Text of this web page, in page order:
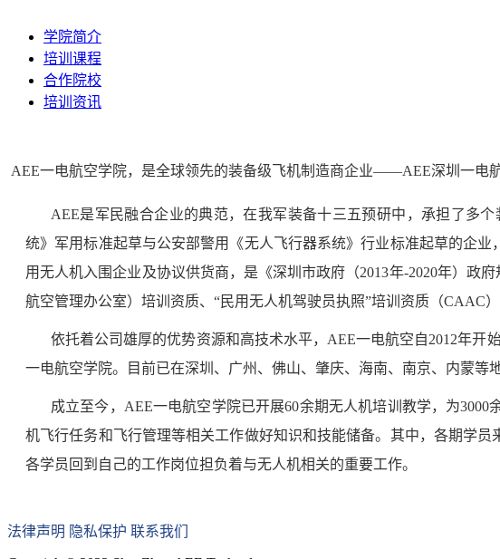
学院简介
培训课程
合作院校
培训资讯
AEE一电航空学院，是全球领先的装备级飞机制造商企业——AEE深圳一电
AEE是军民融合企业的典范，在我军装备十三五预研中，承担了多
统》军用标准起草与公安部警用《无人飞行器系统》行业标准起草的企
用无人机入围企业及协议供货商，是《深圳市政府（2013年-2020年）政
航空管理办公室）培训资质、“民用无人机驾驶员执照”培训资质（CAAC
依托着公司雄厚的优势资源和高技术水平，AEE一电航空自2012年
一电航空学院。目前已在深圳、广州、佛山、肇庆、海南、南京、内蒙等
成立至今，AEE一电航空学院已开展60余期无人机培训教学，为
机飞行任务和飞行管理等相关工作做好知识和技能储备。其中，各期学
各学员回到自己的工作岗位担负着与无人机相关的重要工作。
法律声明 隐私保护 联系我们